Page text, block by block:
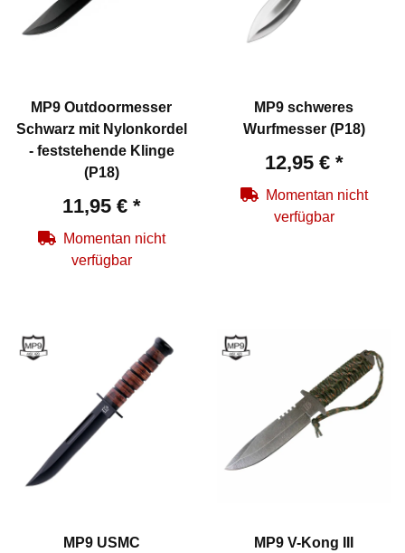
MP9 Outdoormesser
Schwarz mit Nylonkordel
- feststehende Klinge
(P18)
11,95 € *
Momentan nicht
verfügbar
MP9 schweres
Wurfmesser (P18)
12,95 € *
Momentan nicht
verfügbar
MP9 USMC
MP9 V-Kong III